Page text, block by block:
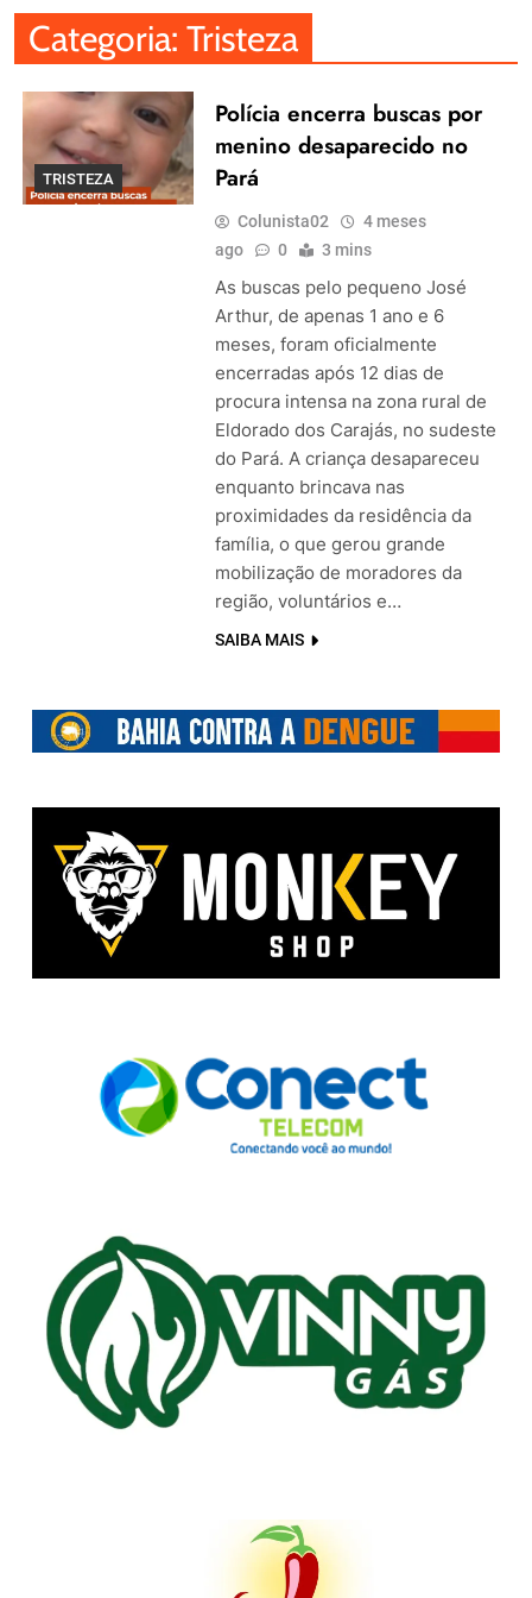
Categoria: Tristeza
TRISTEZA
Polícia encerra buscas por
menino desaparecido no
Pará
Colunista02
4 meses
ago
0 3 mins
As buscas pelo pequeno José
Arthur, de apenas 1 ano e 6
meses, foram oficialmente
encerradas após 12 dias de
procura intensa na zona rural de
Eldorado dos Carajás, no sudeste
do Pará. A criança desapareceu
enquanto brincava nas
proximidades da residência da
família, o que gerou grande
mobilização de moradores da
região, voluntários e…
SAIBA MAIS